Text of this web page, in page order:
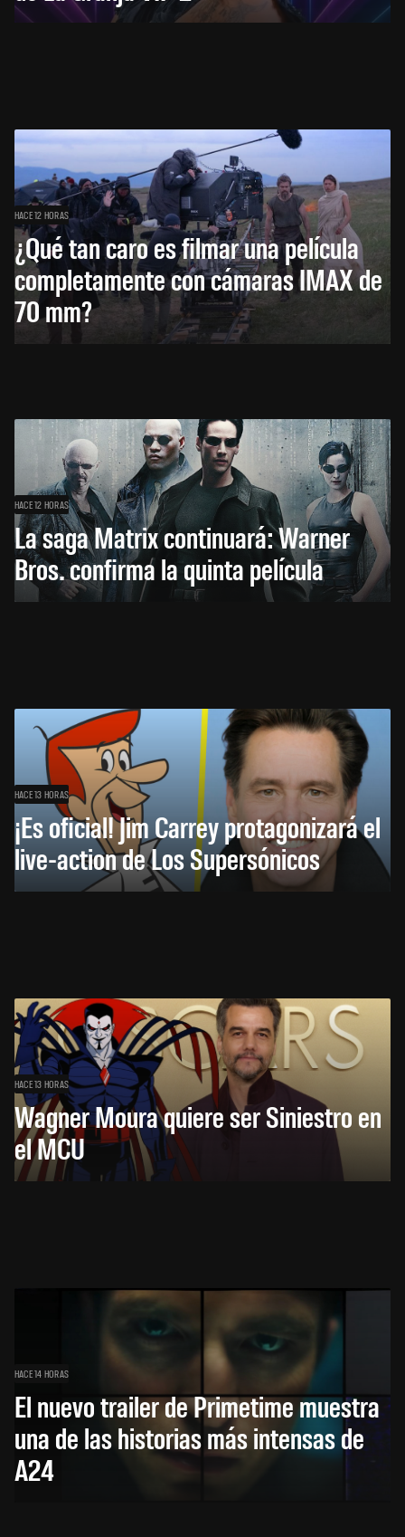
HACE 12 HORAS
¿Qué tan caro es filmar una película
completamente con cámaras IMAX de
70 mm?
HACE 12 HORAS
La saga Matrix continuará: Warner
Bros. confirma la quinta película
HACE 13 HORAS
¡Es oficial! Jim Carrey protagonizará el
live-action de Los Supersónicos
HACE 13 HORAS
Wagner Moura quiere ser Siniestro en
el MCU
HACE 14 HORAS
El nuevo trailer de Primetime muestra
una de las historias más intensas de
A24